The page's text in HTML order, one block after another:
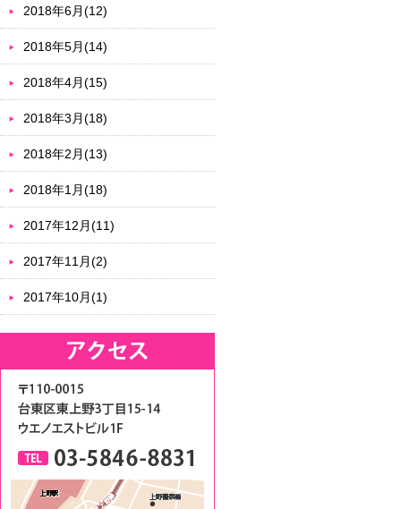
2018年6月(12)
2018年5月(14)
2018年4月(15)
2018年3月(18)
2018年2月(13)
2018年1月(18)
2017年12月(11)
2017年11月(2)
2017年10月(1)